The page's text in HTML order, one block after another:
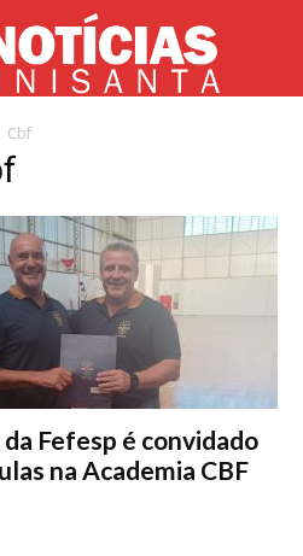
Cbf
Fefesp é convidado
na Academia CBF